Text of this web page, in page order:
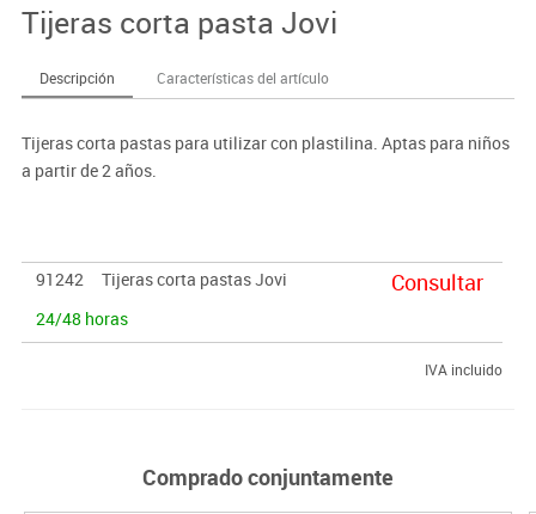
Tijeras corta pasta Jovi
Descripción Características del artículo
Tijeras corta pastas para utilizar con plastilina. Aptas para niños
a partir de 2 años.
91242
Tijeras corta pastas Jovi
24/48 horas
Consultar
IVA incluido
Comprado conjuntamente